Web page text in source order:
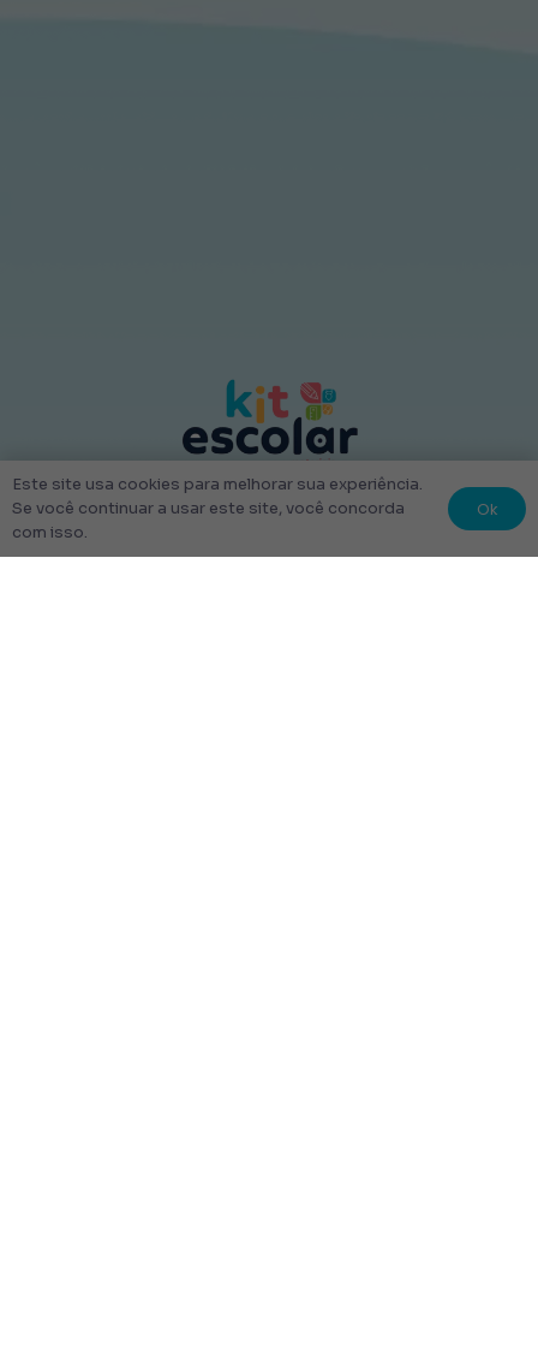
© 2022 Kit Escolar São Paulo.
Todos os direitos reservados
Este site usa cookies para melhorar sua experiência.
Se você continuar a usar este site, você concorda
com isso.
Ok